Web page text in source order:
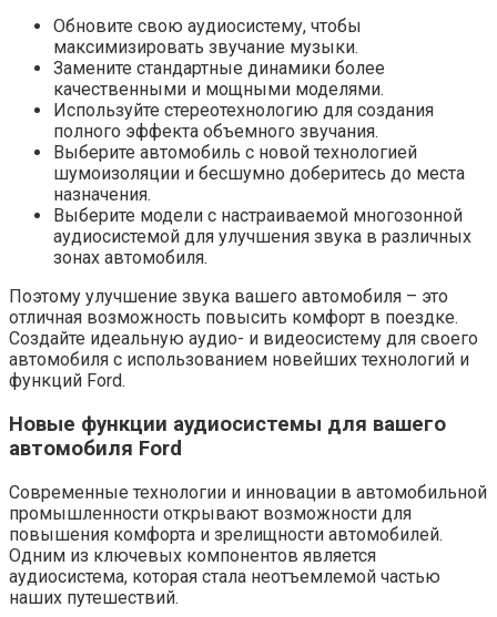
Обновите свою аудиосистему, чтобы
максимизировать звучание музыки.
Замените стандартные динамики более
качественными и мощными моделями.
Используйте стереотехнологию для создания
полного эффекта объемного звучания.
Выберите автомобиль с новой технологией
шумоизоляции и бесшумно доберитесь до места
назначения.
Выберите модели с настраиваемой многозонной
аудиосистемой для улучшения звука в различных
зонах автомобиля.
Поэтому улучшение звука вашего автомобиля – это
отличная возможность повысить комфорт в поездке.
Создайте идеальную аудио- и видеосистему для своего
автомобиля с использованием новейших технологий и
функций Ford.
Новые функции аудиосистемы для вашего
автомобиля Ford
Современные технологии и инновации в автомобильной
промышленности открывают возможности для
повышения комфорта и зрелищности автомобилей.
Одним из ключевых компонентов является
аудиосистема, которая стала неотъемлемой частью
наших путешествий.